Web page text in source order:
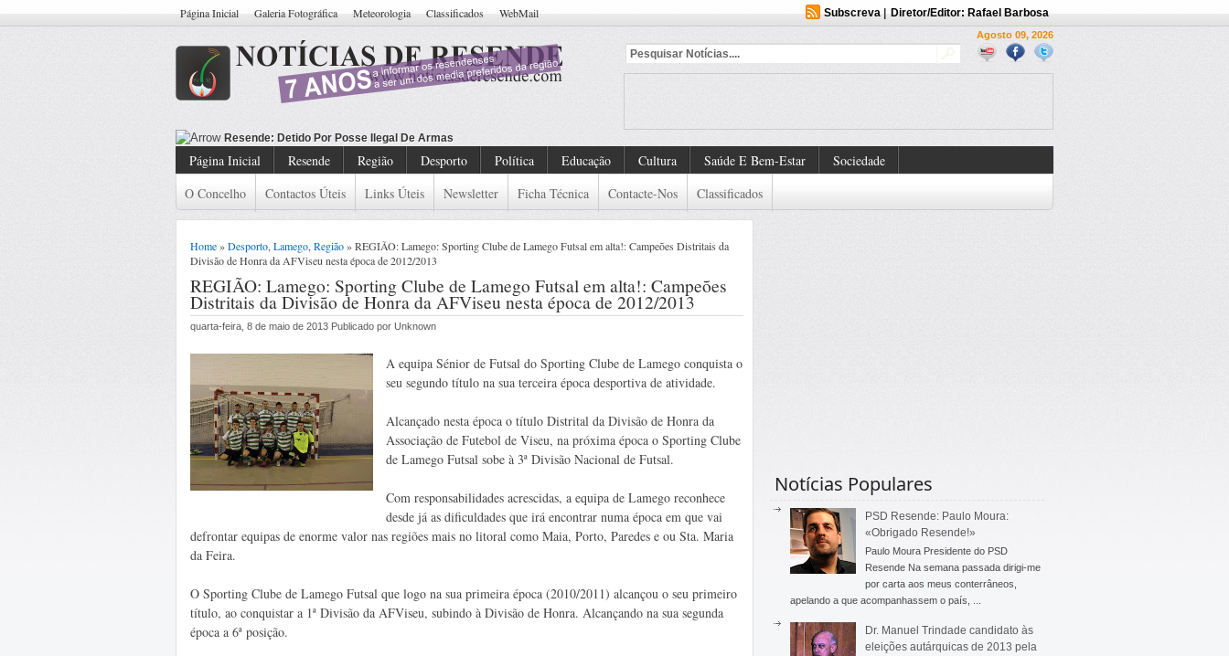
Página Inicial Galeria Fotográfica Meteorologia Classificados WebMail Subscreva| Diretor/Editor: Rafael Barbosa
Agosto 09, 2026
Resende: Detid
Página Inicial Resende Região Desporto Política Educação Cultura Saúde E Bem-Estar
Sociedade
O Concelho
Contactos Úteis Links Úteis Newsletter Ficha Técnica Contacte-Nos Classificados
Home»Desporto Lamego Região» REGIÃO: Lamego: Sporting Clube de Lamego Futsal em alta!: Campeões Distritais da
Divisão de Honra da AFViseu nesta época de 2012/2013
REGIÃO: Lamego: Sporting Clube de Lamego Futsal em alta!: Campeões
Distritais da Divisão de Honra da AFViseu nesta época de 2012/2013
quarta-feira, 8 de maio de 2013 Publicado por Unknown
A equipa Sénior de Futsal do Sporting Clube de Lamego conquista o
seu segundo título na sua terceira época desportiva de atividade.
Alcançado nesta época o título Distrital da Divisão de Honra da
Associação de Futebol de Viseu, na próxima época o Sporting Clube
de Lamego Futsal sobe à 3ª Divisão Nacional de Futsal.
Com responsabilidades acrescidas, a equipa de Lamego reconhece
desde já as dificuldades que irá encontrar numa época em que vai
defrontar equipas de enorme valor nas regiões mais no litoral como Maia, Porto, Paredes e ou Sta. Maria
da Feira.
O Sporting Clube de Lamego Futsal que logo na sua primeira época (2010/2011) alcançou o seu primeiro
título, ao conquistar a 1ª Divisão da AFViseu, subindo à Divisão de Honra. Alcançando na sua segunda
época a 6ª posição.
Notícias Populares
PSD Resende: Paulo Moura:
«Obrigado Resende!»
Paulo Moura Presidente do PSD
Resende Na semana passada dirigi-me
por carta aos meus conterrâneos,
apelando a que acompanhassem o país, ...
Dr. Manuel Trindade candidato às
eleições autárquicas de 2013 pela